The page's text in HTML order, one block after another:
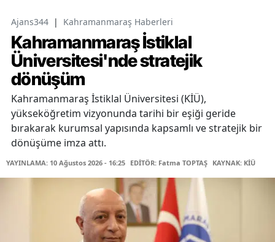
Ajans344 | Kahramanmaraş Haberleri
Kahramanmaraş İstiklal
Üniversitesi'nde stratejik
dönüşüm
Kahramanmaraş İstiklal Üniversitesi (KİÜ),
yükseköğretim vizyonunda tarihi bir eşiği geride
bırakarak kurumsal yapısında kapsamlı ve stratejik bir
dönüşüme imza attı.
YAYINLAMA: 10 Ağustos 2026 - 16:25 EDİTÖR: Fatma TOPTAŞ KAYNAK: KİÜ